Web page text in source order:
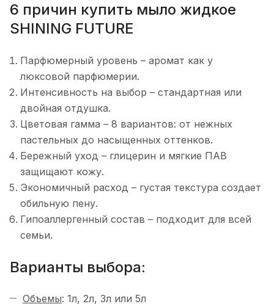
6 причин купить мыло жидкое
SHINING FUTURE
Парфюмерный уровень – аромат как у
люксовой парфюмерии.
Интенсивность на выбор – стандартная или
двойная отдушка.
Цветовая гамма – 8 вариантов: от нежных
пастельных до насыщенных оттенков.
Бережный уход – глицерин и мягкие ПАВ
защищают кожу.
Экономичный расход – густая текстура создает
обильную пену.
Гипоаллергенный состав – подходит для всей
семьи.
Варианты выбора:
Объемы: 1л, 2л, 3л или 5л